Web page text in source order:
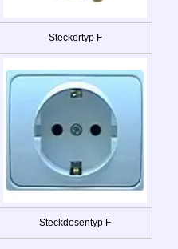
Steckertyp F
Steckdosentyp F